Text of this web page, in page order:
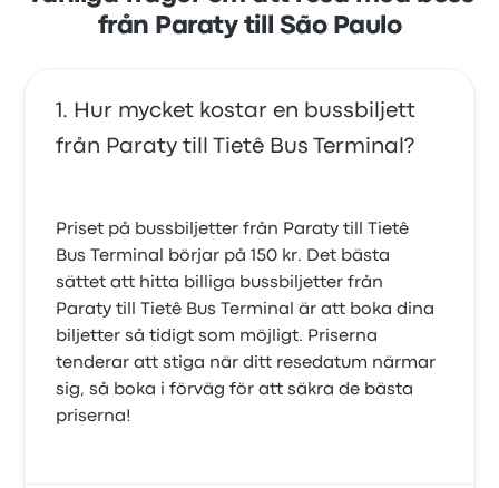
från Paraty till São Paulo
Hur mycket kostar en bussbiljett
från Paraty till Tietê Bus Terminal?
Priset på bussbiljetter från Paraty till Tietê
Bus Terminal börjar på 150 kr. Det bästa
sättet att hitta billiga bussbiljetter från
Paraty till Tietê Bus Terminal är att boka dina
biljetter så tidigt som möjligt. Priserna
tenderar att stiga när ditt resedatum närmar
sig, så boka i förväg för att säkra de bästa
priserna!